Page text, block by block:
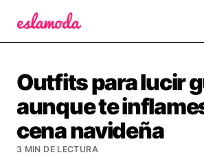
Outfits para lucir
aunque te
cena navideña
3 MIN DE LECTURA